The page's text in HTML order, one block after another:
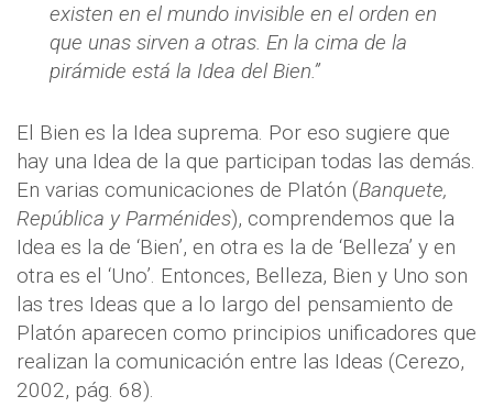
existen en el mundo invisible en el orden en
que unas sirven a otras. En la cima de la
pirámide está la Idea del Bien.”
El Bien es la Idea suprema. Por eso sugiere que
hay una Idea de la que participan todas las demás.
En varias comunicaciones de Platón (Banquete,
República y Parménides), comprendemos que la
Idea es la de ‘Bien’, en otra es la de ‘Belleza’ y en
otra es el ‘Uno’. Entonces, Belleza, Bien y Uno son
las tres Ideas que a lo largo del pensamiento de
Platón aparecen como principios unificadores que
realizan la comunicación entre las Ideas (Cerezo,
2002, pág. 68).